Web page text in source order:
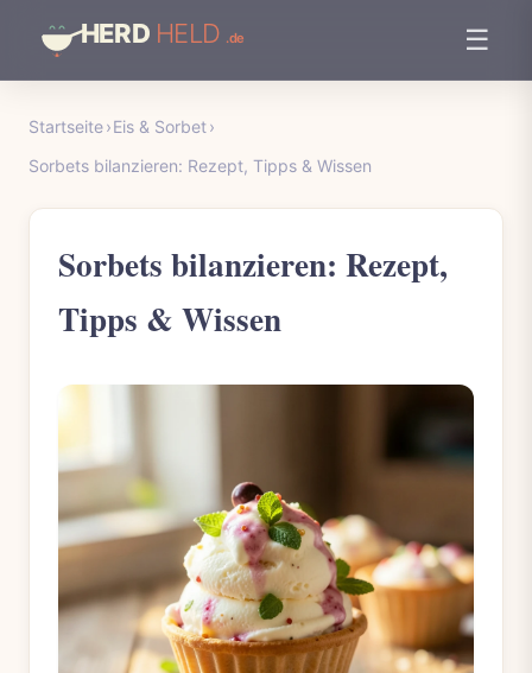
☰
Startseite›Eis & Sorbet›
Sorbets bilanzieren: Rezept, Tipps & Wissen
Sorbets bilanzieren: Rezept,
Tipps & Wissen